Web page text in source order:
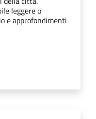
leggere o
e approfondimenti